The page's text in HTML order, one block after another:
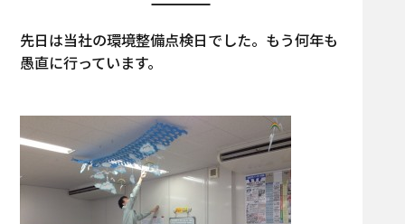
先日は当社の環境整備点検日でした。もう何年も
愚直に行っています。